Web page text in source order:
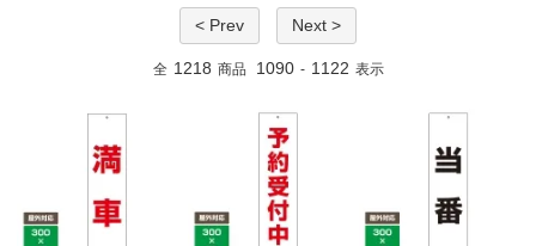
< Prev Next >
全 1218 商品 1090 - 1122 表示